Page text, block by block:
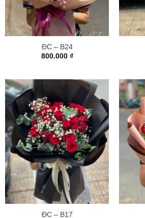
ĐC – B24
800.000 ₫
ĐC – B17